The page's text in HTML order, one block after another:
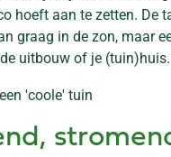
hoeft aan te zetten.
graag in de zon, maar
uitbouw of je (tuin)huis.